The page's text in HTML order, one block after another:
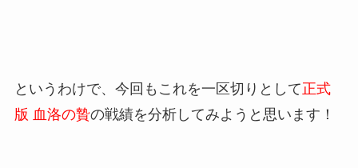
というわけで、今回もこれを一区切りとして正式
版 血洛の贄の戦績を分析してみようと思います！